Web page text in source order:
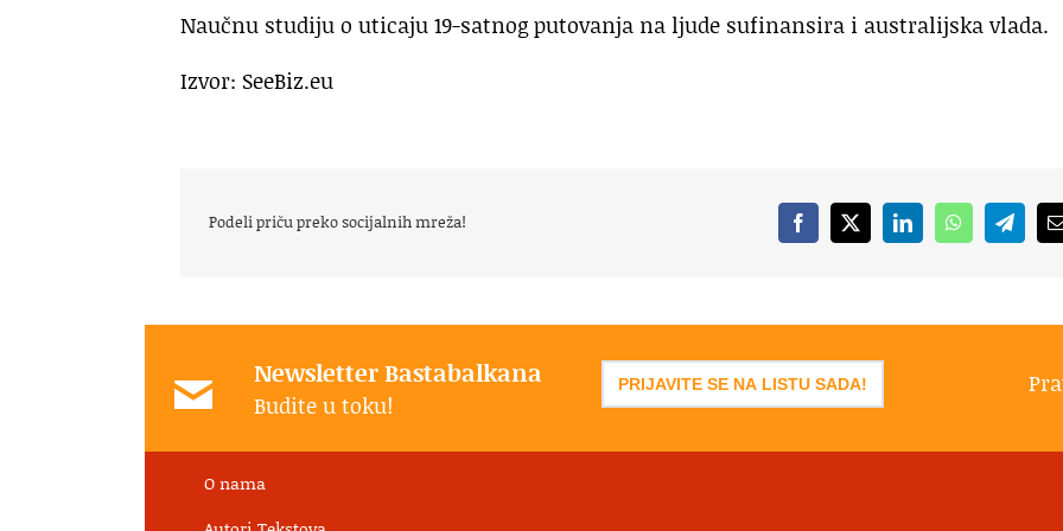
Naučnu studiju o uticaju 19-satnog putovanja na ljude sufinansira i australijska vlada.
Izvor: SeeBiz.eu
Podeli priču preko socijalnih mreža! Facebook
X LinkedInWhatsApp
Newsletter Bastabalkana
Budite u toku!
PRIJAVITE SE NA LISTU SADA!
O nama